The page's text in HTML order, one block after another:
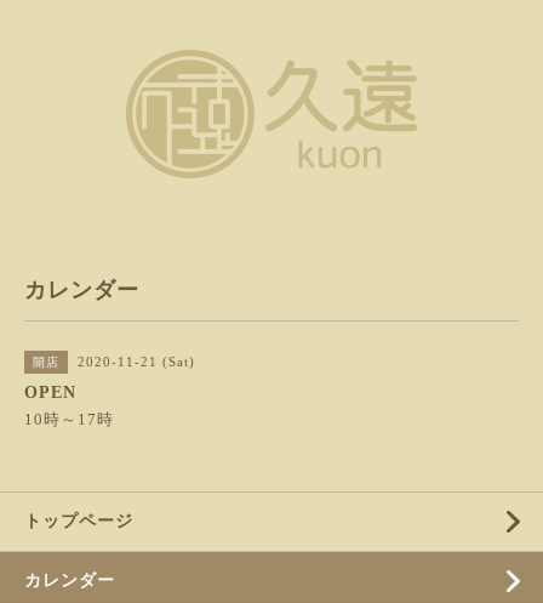
カレンダー
開店 2020-11-21 (Sat)
OPEN
10時～17時
トップページ
カレンダー